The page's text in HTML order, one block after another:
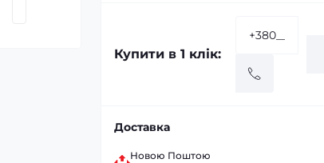
Купити в 1 клік:
Доставка
Новою Поштою